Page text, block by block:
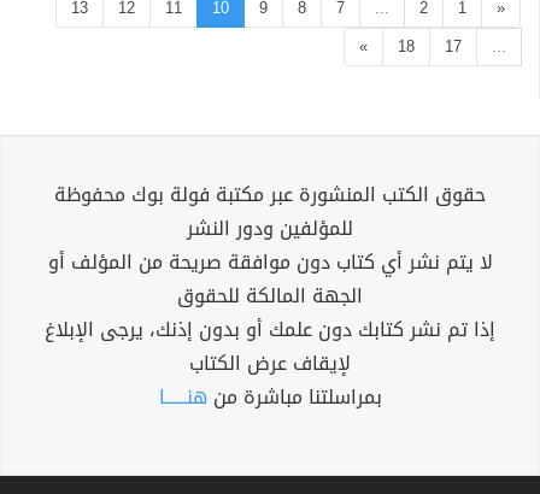
«
1
2
...
7
8
9
10
11
12
13
...
17
18
»
حقوق الكتب المنشورة عبر مكتبة فولة بوك محفوظة
للمؤلفين ودور النشر
لا يتم نشر أي كتاب دون موافقة صريحة من المؤلف أو
الجهة المالكة للحقوق
إذا تم نشر كتابك دون علمك أو بدون إذنك، يرجى الإبلاغ
لإيقاف عرض الكتاب
بمراسلتنا مباشرة من هنــــــا